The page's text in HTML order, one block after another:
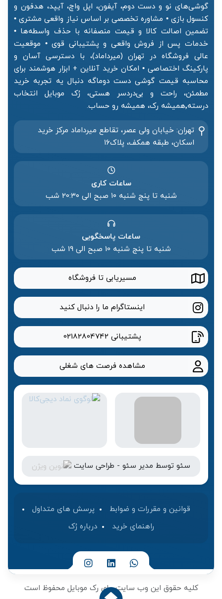
گوشی‌های نو و دست دوم، آیفون، اپل واچ، آیپد، هدفون و
کنسول بازی • مشاوره تخصصی بر اساس نیاز واقعی مشتری •
تضمین اصالت کالا و قیمت منصفانه با حذف واسطه‌ها •
خدمات پس از فروش واقعی و پشتیبانی قوی • موقعیت
عالی فروشگاه در تهران (میرداماد)، با دسترسی آسان و
پارکینگ اختصاصی • امکان خرید آنلاین + ابزار هوشمند برای
محاسبه قیمت گوشی دست دوماگه دنبال یه تجربه خرید
مطمئن، راحت و بی‌دردسر هستی، رُک موبایل انتخاب
درسته٬همیشه رک، همیشه رو حساب.
تهران: خیابان ولی عصر، تقاطع میرداماد مرکز خرید‌
اسکان، طبقه همکف، پلاک۱۶
ساعات کاری
شنبه تا پنج شنبه ۱۰ صبح الی 20:۳۰ شب
ساعات پاسخگویی
شنبه تا پنج شنبه 10 صبح الی 19 شب
مسیریابی تا فروشگاه
اینستاگرام ما را دنبال کنید
پشتیبانی 02182804742
مشاهده فرصت های شغلی
سئو توسط مدیر سئو - طراحی سایت
قوانین و مقررات و ضوابط
پرسش های متداول
راهنمای خرید
درباره رُک‌
کلیه حقوق این وب سایت برای رک موبایل محفوظ است